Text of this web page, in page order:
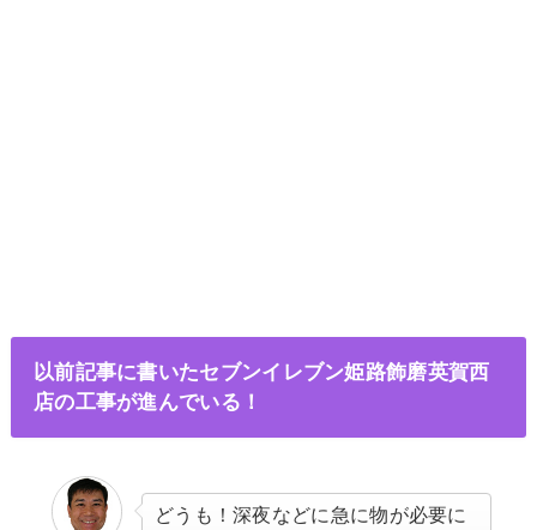
以前記事に書いたセブンイレブン姫路飾磨英賀西
店の工事が進んでいる！
どうも！深夜などに急に物が必要に